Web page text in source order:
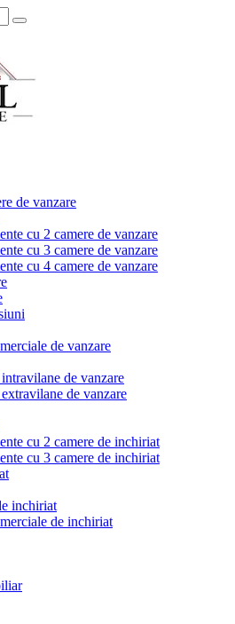
de vanzare
cu 2 camere de vanzare
cu 3 camere de vanzare
cu 4 camere de vanzare
de vanzare
de vanzare
de vanzare
cu 2 camere de inchiriat
cu 3 camere de inchiriat
inchiriat
de inchiriat